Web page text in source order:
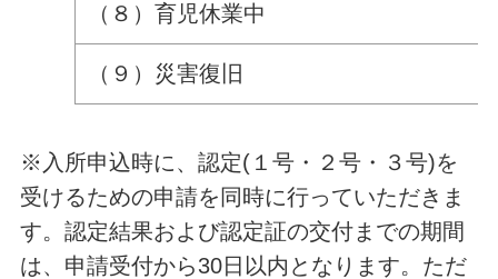
（８）育児休業中
（９）災害復旧
※入所申込時に、認定(１号・２号・３号)を
受けるための申請を同時に行っていただきま
す。認定結果および認定証の交付までの期間
は、申請受付から30日以内となります。ただ